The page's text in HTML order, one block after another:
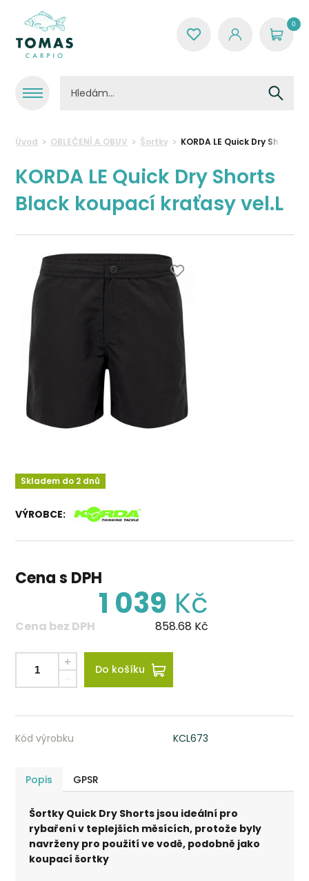
0
Úvod OBLEČENÍ A OBUV Šortky KORDA LE Quick Dry Shorts
KORDA LE Quick Dry Shorts
Black koupací kraťasy vel.L
Skladem do 2 dnů
VÝROBCE:
Cena s DPH
1 039 Kč
Cena bez DPH 858.68 Kč
Do košíku
Kód výrobku KCL673
Popis GPSR
Šortky Quick Dry Shorts jsou ideální pro
rybaření v teplejších měsících, protože byly
navrženy pro použití ve vodě, podobně jako
koupací šortky